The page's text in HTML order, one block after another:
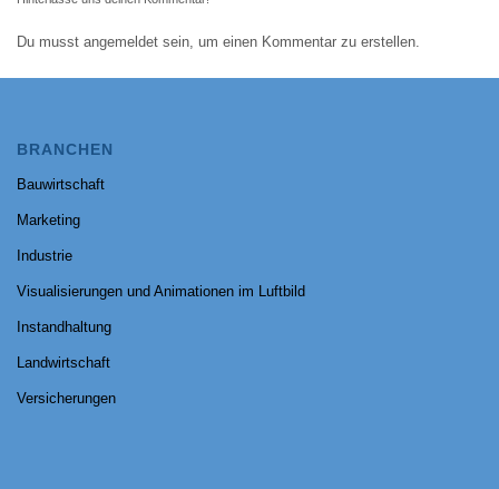
Du musst angemeldet sein, um einen Kommentar zu erstellen.
BRANCHEN
Bauwirtschaft
Marketing
Industrie
Visualisierungen und Animationen im Luftbild
Instandhaltung
Landwirtschaft
Versicherungen